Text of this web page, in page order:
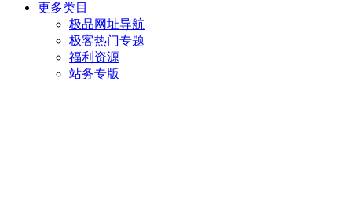
更多类目
极品网址导航
极客热门专题
福利资源
站务专版